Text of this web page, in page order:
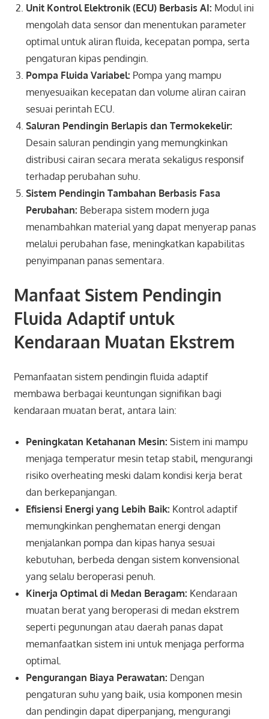
Unit Kontrol Elektronik (ECU) Berbasis AI: Modul ini
mengolah data sensor dan menentukan parameter
optimal untuk aliran fluida, kecepatan pompa, serta
pengaturan kipas pendingin.
Pompa Fluida Variabel: Pompa yang mampu
menyesuaikan kecepatan dan volume aliran cairan
sesuai perintah ECU.
Saluran Pendingin Berlapis dan Termokekelir:
Desain saluran pendingin yang memungkinkan
distribusi cairan secara merata sekaligus responsif
terhadap perubahan suhu.
Sistem Pendingin Tambahan Berbasis Fasa
Perubahan: Beberapa sistem modern juga
menambahkan material yang dapat menyerap panas
melalui perubahan fase, meningkatkan kapabilitas
penyimpanan panas sementara.
Manfaat Sistem Pendingin
Fluida Adaptif untuk
Kendaraan Muatan Ekstrem
Pemanfaatan sistem pendingin fluida adaptif
membawa berbagai keuntungan signifikan bagi
kendaraan muatan berat, antara lain:
Peningkatan Ketahanan Mesin: Sistem ini mampu
menjaga temperatur mesin tetap stabil, mengurangi
risiko overheating meski dalam kondisi kerja berat
dan berkepanjangan.
Efisiensi Energi yang Lebih Baik: Kontrol adaptif
memungkinkan penghematan energi dengan
menjalankan pompa dan kipas hanya sesuai
kebutuhan, berbeda dengan sistem konvensional
yang selalu beroperasi penuh.
Kinerja Optimal di Medan Beragam: Kendaraan
muatan berat yang beroperasi di medan ekstrem
seperti pegunungan atau daerah panas dapat
memanfaatkan sistem ini untuk menjaga performa
optimal.
Pengurangan Biaya Perawatan: Dengan
pengaturan suhu yang baik, usia komponen mesin
dan pendingin dapat diperpanjang, mengurangi